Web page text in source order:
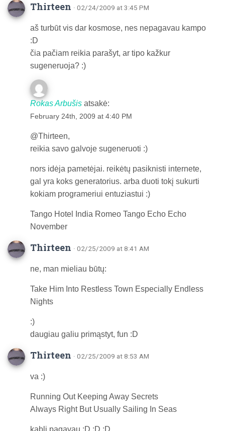
Thirteen · 02/24/2009 at 3:45 PM
aš turbūt vis dar kosmose, nes nepagavau kampo
:D
čia pačiam reikia parašyt, ar tipo kažkur
sugeneruoja? :)
Rokas Arbušis atsakė:
February 24th, 2009 at 4:40 PM
@Thirteen,
reikia savo galvoje sugeneruoti :)
nors idėja pametėjai. reikėtų pasiknisti internete,
gal yra koks generatorius. arba duoti tokį sukurti
kokiam programeriui entuziastui :)
Tango Hotel India Romeo Tango Echo Echo
November
Thirteen · 02/25/2009 at 8:41 AM
ne, man mieliau būtų:
Take Him Into Restless Town Especially Endless
Nights
:)
daugiau galiu primąstyt, fun :D
Thirteen · 02/25/2009 at 8:53 AM
va :)
Running Out Keeping Away Secrets
Always Right But Usually Sailing In Seas
kablį pagavau :D :D :D